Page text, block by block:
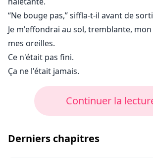
“Ne bouge pas,” siffla-t-il avant de
Je m'effondrai au sol, tremblante,
mes oreilles.
Ce n'était pas fini.
Ça ne l'était jamais.
Continuer la
Derniers chapitres